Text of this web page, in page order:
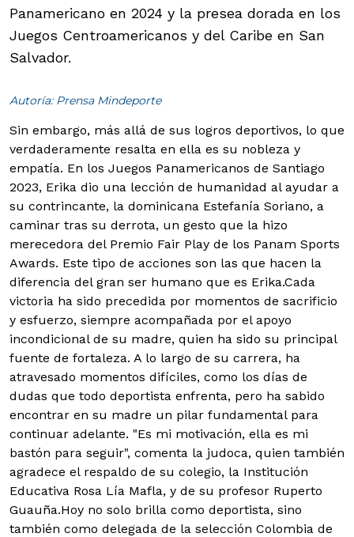
Panamericano en 2024 y la presea dorada en los
Juegos Centroamericanos y del Caribe en San
Salvador.
Autoría: Prensa Mindeporte
Sin embargo, más allá de sus logros deportivos, lo que
verdaderamente resalta en ella es su nobleza y
empatía. En los Juegos Panamericanos de Santiago
2023, Erika dio una lección de humanidad al ayudar a
su contrincante, la dominicana Estefanía Soriano, a
caminar tras su derrota, un gesto que la hizo
merecedora del Premio Fair Play de los Panam Sports
Awards. Este tipo de acciones son las que hacen la
diferencia del gran ser humano que es Erika.Cada
victoria ha sido precedida por momentos de sacrificio
y esfuerzo, siempre acompañada por el apoyo
incondicional de su madre, quien ha sido su principal
fuente de fortaleza. A lo largo de su carrera, ha
atravesado momentos difíciles, como los días de
dudas que todo deportista enfrenta, pero ha sabido
encontrar en su madre un pilar fundamental para
continuar adelante. "Es mi motivación, ella es mi
bastón para seguir", comenta la judoca, quien también
agradece el respaldo de su colegio, la Institución
Educativa Rosa Lía Mafla, y de su profesor Ruperto
Guauña.Hoy no solo brilla como deportista, sino
también como delegada de la selección Colombia de